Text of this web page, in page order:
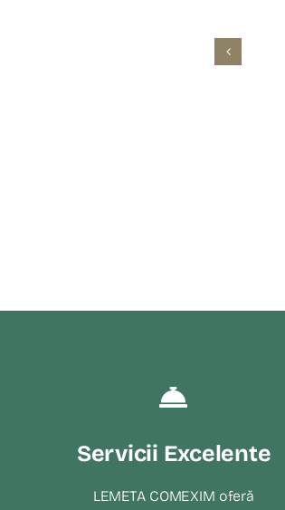
Servicii Excelente
LEMETA COMEXIM oferă